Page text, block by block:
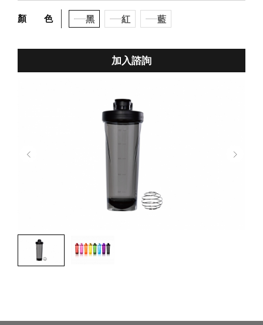
顏 色 黑 紅 藍
加入諮詢